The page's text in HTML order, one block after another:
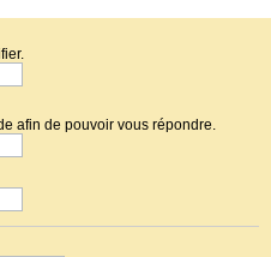
afin de pouvoir vous répondre.